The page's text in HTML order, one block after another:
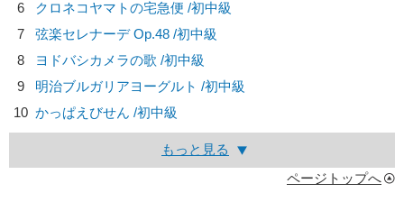
6
クロネコヤマトの宅急便 /初中級
7
弦楽セレナーデ Op.48 /初中級
8
ヨドバシカメラの歌 /初中級
9
明治ブルガリアヨーグルト /初中級
10 かっぱえびせん /初中級
もっと見る
ページトップへ